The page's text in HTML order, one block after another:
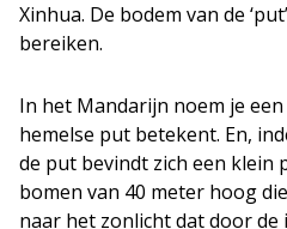
Xinhua. De bodem van de
bereiken.
In het Mandarijn noem je
hemelse put betekent. En,
de put bevindt zich een klein
bomen van 40 meter hoog
naar het zonlicht dat door